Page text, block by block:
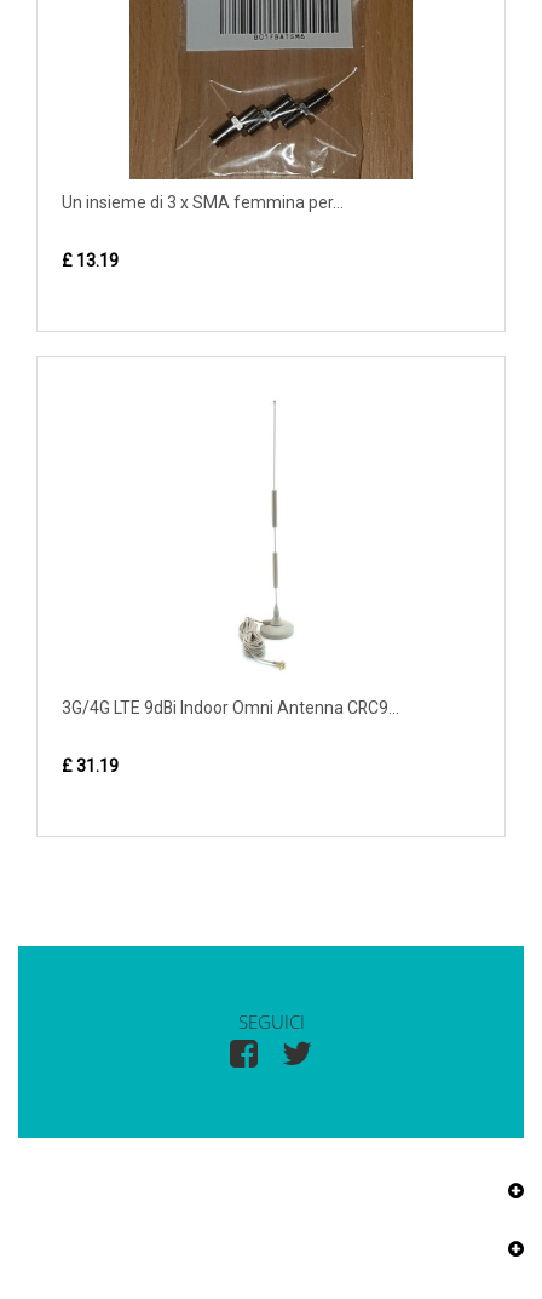
Un insieme di 3 x SMA femmina per...
£ 13.19
3G/4G LTE 9dBi Indoor Omni Antenna CRC9...
£ 31.19
SEGUICI